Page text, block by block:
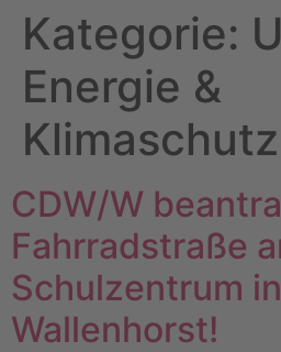
Kategorie:
Energie &
Klimaschutz
CDW/W
Fahrradstraße
Schulzentrum in
Wallenhorst!